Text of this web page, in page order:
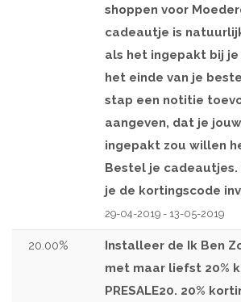
shoppen voor
cadeautje is
als het ingepakt bij
het einde van je
stap een notitie
aangeven, dat je
ingepakt zou willen
Bestel je cadeautjes.
je de kortingscode
29-04-2019 - 13-05-2019
20.00%
Installeer de Ik Ben
met maar liefst 20%
PRESALE20. 20%